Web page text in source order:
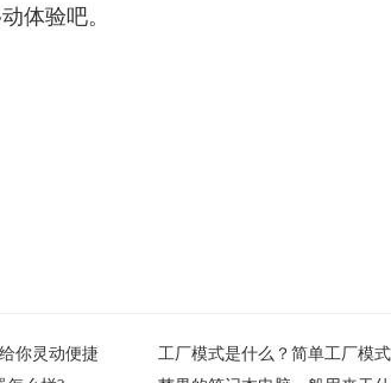
体验吧。
你灵动便捷
工厂模式是什么？简单工厂模